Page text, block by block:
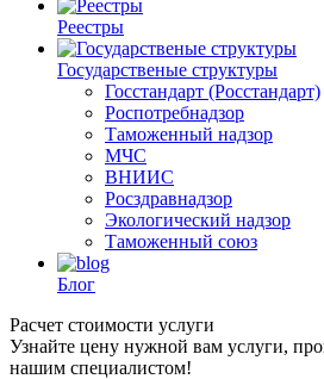
Реестры
Государственые структуры
Госстандарт (Росстандарт)
Роспотребнадзор
Таможенный надзор
МЧС
ВНИИС
Росздравнадзор
Экологический надзор
Таможенный союз
Блог
Расчет стоимости услуги
Узнайте цену нужной вам услуги,
нашим специалистом!